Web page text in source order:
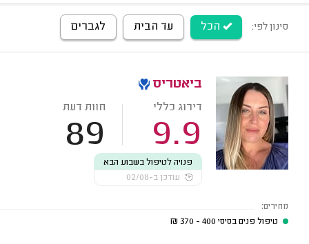
סינון לפי: הכל עד הבית לגברים
ביאטריס
דירוג כללי
9.9
חוות דעת
89
פנויה לטיפול בשבוע הבא
עודכן ב-02/08
מחירים:
טיפול פנים בסיסי 400 - 370
₪